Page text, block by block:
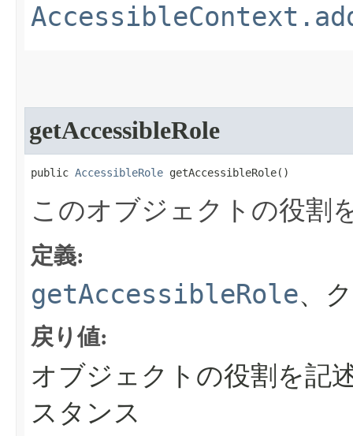
getAccessibleRole
public AccessibleRole getAccessibleRole​()
このオブジェクトの役割
定義:
getAccessibleRole、
戻り値:
オブジェクトの役割を記
スタンス